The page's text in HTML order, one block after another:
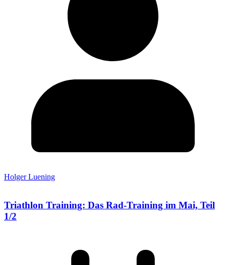
Holger Luening
Triathlon Training: Das Rad-Training im Mai, Teil
1/2